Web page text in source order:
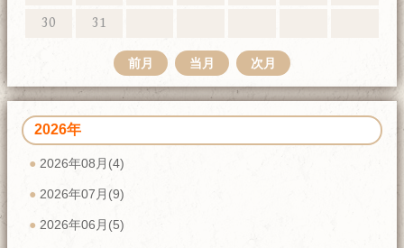
30
31
前月 当月 次月
2026年
2026年08月(4)
2026年07月(9)
2026年06月(5)